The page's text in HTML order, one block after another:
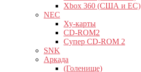
Xbox 360 (США и ЕС)
NEC
Ху-карты
CD-ROM2
Супер CD-ROM 2
SNK
Аркада
(Голенище)